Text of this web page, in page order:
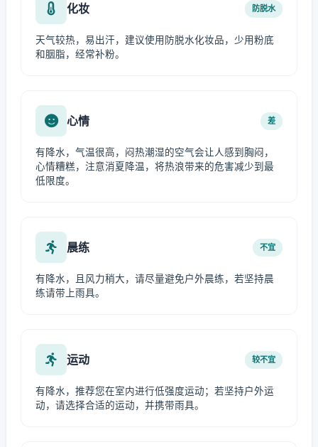
化妆 防脱水
天气较热，易出汗，建议使用防脱水化妆品，少用粉底
和胭脂，经常补粉。
心情 差
有降水，气温很高，闷热潮湿的空气会让人感到胸闷，
心情糟糕，注意消夏降温，将热浪带来的危害减少到最
低限度。
晨练 不宜
有降水，且风力稍大，请尽量避免户外晨练，若坚持晨
练请带上雨具。
运动 较不宜
有降水，推荐您在室内进行低强度运动；若坚持户外运
动，请选择合适的运动，并携带雨具。